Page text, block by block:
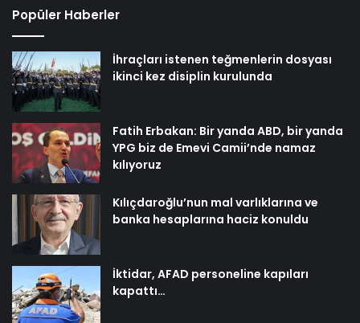
Popüler Haberler
İhraçları istenen teğmenlerin dosyası
ikinci kez disiplin kurulunda
Fatih Erbakan: Bir yanda ABD, bir yanda
YPG biz de Emevi Camii’nde namaz
kılıyoruz
Kılıçdaroğlu’nun mal varlıklarına ve
banka hesaplarına haciz konuldu
İktidar, AFAD personeline kapıları
kapattı…